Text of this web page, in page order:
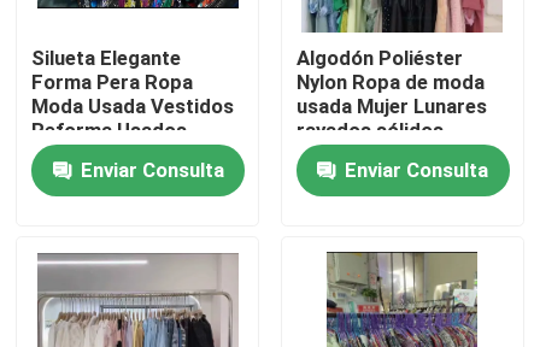
Éntrenos en contacto con
Pida una cita
Ropa de moda usada
Ropa Infantil Primaria
Silueta Elegante
Forma Pera Ropa
Moda Usada Vestidos
Reforma Usados
Enviar Consulta
Algodón Poliéster
Nylon Ropa de moda
usada Mujer Lunares
rayados sólidos
Enviar Consulta